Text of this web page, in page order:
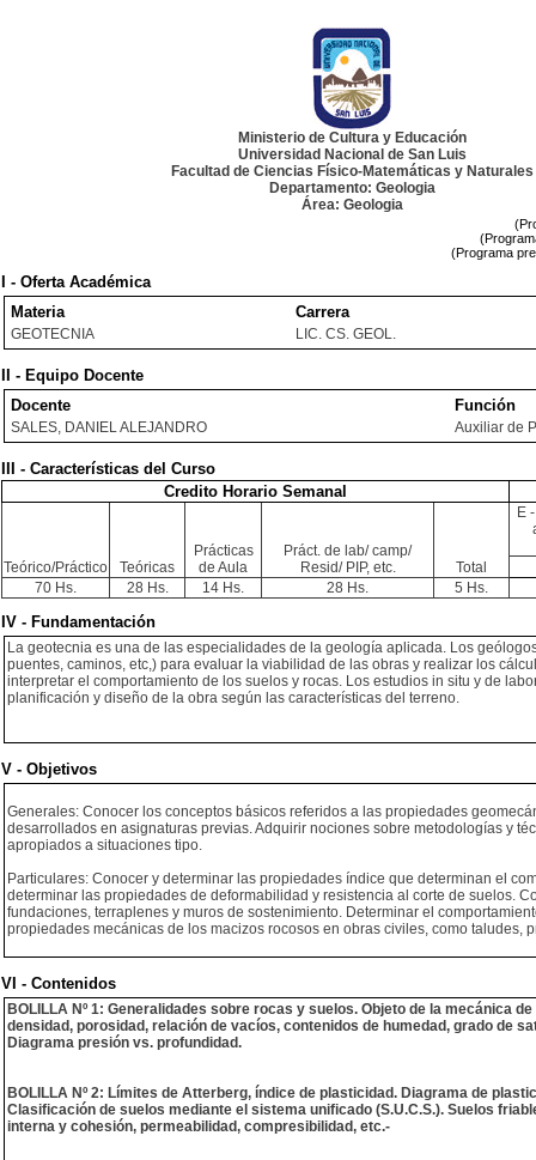
Ministerio de Cultura y Educación
Universidad Nacional de San Luis
Facultad de Ciencias Físico-Matemáticas y Naturales
Departamento: Geologia
Área: Geologia
(Programa
I - Oferta Académica
Materia
Carrera
GEOTECNIA LIC. CS. GEOL.
II - Equipo Docente
Docente
Función
SALES, DANIEL ALEJANDRO Auxiliar de
III - Características del Curso
Credito Horario Semanal
Teórico/Práctico Teóricas
Prácticas
de Aula
Práct. de lab/ camp/
Resid/ PIP, etc.
Total
E
70 Hs. 28 Hs. 14 Hs. 28 Hs. 5 Hs.
IV - Fundamentación
La geotecnia es una de las especialidades de la geología aplicada. Los
puentes, caminos, etc,) para evaluar la viabilidad de las obras y realizar los
interpretar el comportamiento de los suelos y rocas. Los estudios in situ y de
planificación y diseño de la obra según las características del terreno.
V - Objetivos
Generales: Conocer los conceptos básicos referidos a las propiedades
desarrollados en asignaturas previas. Adquirir nociones sobre metodologías y
apropiados a situaciones tipo.
Particulares: Conocer y determinar las propiedades índice que determinan el
determinar las propiedades de deformabilidad y resistencia al corte de suelos.
fundaciones, terraplenes y muros de sostenimiento. Determinar el
propiedades mecánicas de los macizos rocosos en obras civiles, como taludes,
VI - Contenidos
BOLILLA Nº 1: Generalidades sobre rocas y suelos. Objeto de la mecánica
densidad, porosidad, relación de vacíos, contenidos de humedad, grado de
Diagrama presión vs. profundidad.
BOLILLA Nº 2: Límites de Atterberg, índice de plasticidad. Diagrama de
Clasificación de suelos mediante el sistema unificado (S.U.C.S.). Suelos
interna y cohesión, permeabilidad, compresibilidad, etc.-